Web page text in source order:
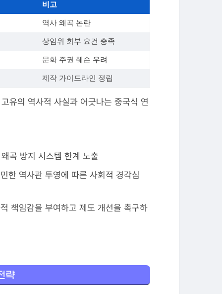
비고
역사 왜곡 논란
상임위 회부 요건 충족
문화 주권 훼손 우려
제작 가이드라인 정립
유의 역사적 사실과 어긋나는 중국식 연
곡 방지 시스템 한계 노출
한 역사관 투영에 따른 사회적 경각심
책임감을 부여하고 제도 개선을 촉구하
략